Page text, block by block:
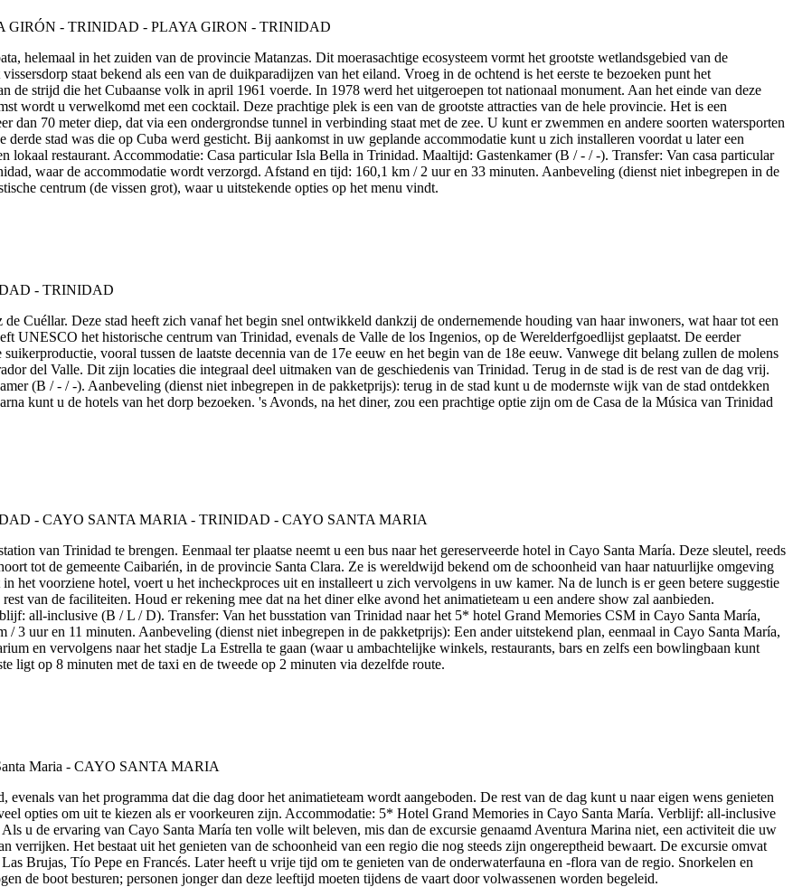
helemaal in het zuiden van de provincie Matanzas. Dit moerasachtige ecosysteem vormt het grootste wetlandsgebied van de
staat bekend als een van de duikparadijzen van het eiland. Vroeg in de ochtend is het eerste te bezoeken punt het
de strijd die het Cubaanse volk in april 1961 voerde. In 1978 werd het uitgeroepen tot nationaal monument. Aan het einde van deze
wordt u verwelkomd met een cocktail. Deze prachtige plek is een van de grootste attracties van de hele provincie. Het is een
70 meter diep, dat via een ondergrondse tunnel in verbinding staat met de zee. U kunt er zwemmen en andere soorten watersporten
derde stad was die op Cuba werd gesticht. Bij aankomst in uw geplande accommodatie kunt u zich installeren voordat u later een
lokaal restaurant. Accommodatie: Casa particular Isla Bella in Trinidad. Maaltijd: Gastenkamer (B / - / -). Transfer: Van casa particular
waar de accommodatie wordt verzorgd. Afstand en tijd: 160,1 km / 2 uur en 33 minuten. Aanbeveling (dienst niet inbegrepen in de
centrum (de vissen grot), waar u uitstekende opties op het menu vindt.
Cuéllar. Deze stad heeft zich vanaf het begin snel ontwikkeld dankzij de ondernemende houding van haar inwoners, wat haar tot een
UNESCO het historische centrum van Trinidad, evenals de Valle de los Ingenios, op de Werelderfgoedlijst geplaatst. De eerder
vooral tussen de laatste decennia van de 17e eeuw en het begin van de 18e eeuw. Vanwege dit belang zullen de molens
del Valle. Dit zijn locaties die integraal deel uitmaken van de geschiedenis van Trinidad. Terug in de stad is de rest van de dag vrij.
(B / - / -). Aanbeveling (dienst niet inbegrepen in de pakketprijs): terug in de stad kunt u de modernste wijk van de stad ontdekken
kunt u de hotels van het dorp bezoeken. 's Avonds, na het diner, zou een prachtige optie zijn om de Casa de la Música van Trinidad
van Trinidad te brengen. Eenmaal ter plaatse neemt u een bus naar het gereserveerde hotel in Cayo Santa María. Deze sleutel, reeds
tot de gemeente Caibarién, in de provincie Santa Clara. Ze is wereldwijd bekend om de schoonheid van haar natuurlijke omgeving
het voorziene hotel, voert u het incheckproces uit en installeert u zich vervolgens in uw kamer. Na de lunch is er geen betere suggestie
van de faciliteiten. Houd er rekening mee dat na het diner elke avond het animatieteam u een andere show zal aanbieden.
all-inclusive (B / L / D). Transfer: Van het busstation van Trinidad naar het 5* hotel Grand Memories CSM in Cayo Santa María,
3 uur en 11 minuten. Aanbeveling (dienst niet inbegrepen in de pakketprijs): Een ander uitstekend plan, eenmaal in Cayo Santa María,
en vervolgens naar het stadje La Estrella te gaan (waar u ambachtelijke winkels, restaurants, bars en zelfs een bowlingbaan kunt
ligt op 8 minuten met de taxi en de tweede op 2 minuten via dezelfde route.
van het programma dat die dag door het animatieteam wordt aangeboden. De rest van de dag kunt u naar eigen wens genieten
opties om uit te kiezen als er voorkeuren zijn. Accommodatie: 5* Hotel Grand Memories in Cayo Santa María. Verblijf: all-inclusive
u de ervaring van Cayo Santa María ten volle wilt beleven, mis dan de excursie genaamd Aventura Marina niet, een activiteit die uw
verrijken. Het bestaat uit het genieten van de schoonheid van een regio die nog steeds zijn ongereptheid bewaart. De excursie omvat
Brujas, Tío Pepe en Francés. Later heeft u vrije tijd om te genieten van de onderwaterfauna en -flora van de regio. Snorkelen en
de boot besturen; personen jonger dan deze leeftijd moeten tijdens de vaart door volwassenen worden begeleid.